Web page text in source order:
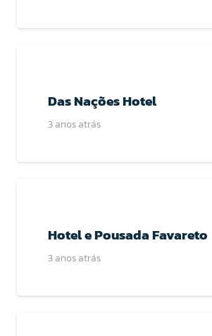
Das Nações Hotel
3 anos atrás
Hotel e Pousada Favareto
3 anos atrás